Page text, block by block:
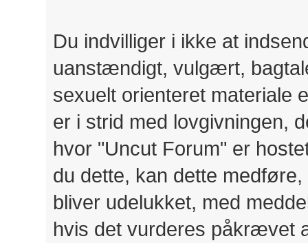
Du indvilliger i ikke at
uanstændigt, vulgært,
sexuelt orienteret materiale
er i strid med lovgivningen,
hvor "Uncut Forum" er
du dette, kan dette
bliver udelukket, med
hvis det vurderes påkrævet